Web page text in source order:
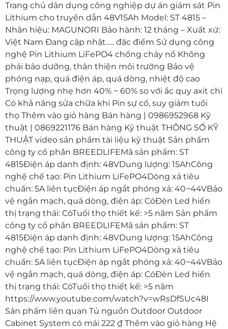
Trang chủ dân dụng công nghiệp dự án giám sát Pin
Lithium cho truyền dẫn 48V15Ah Model: ST 4815 –
Nhãn hiệu: MAGUNORI Bảo hành: 12 tháng – Xuất xứ:
Việt Nam Đang cập nhật….. đặc điểm Sử dụng công
nghệ Pin Lithium LiFePO4 chống cháy nổ Không
phải bảo dưỡng, thân thiện môi trường Bảo vệ
phóng nạp, quá điện áp, quá dòng, nhiệt độ cao
Trọng lượng nhẹ hơn 40% ~ 60% so với ắc quy axit chì
Có khả năng sửa chữa khi Pin sự cố, suy giảm tuổi
thọ Thêm vào giỏ hàng Bán hàng | 0986952968 Kỹ
thuật | 0869221176 Bán hàng Kỹ thuật THÔNG SỐ KỸ
THUẬT video sản phẩm tài liệu kỹ thuật Sản phẩm
công ty cổ phần BREEDLIFEMã sản phẩm: ST
4815Điện áp danh định: 48VDung lượng: 15AhCông
nghệ chế tạo: Pin Lithium LiFePO4Dòng xả tiêu
chuẩn: 5A liên tụcĐiện áp ngắt phóng xả: 40~44VBảo
vệ ngắn mạch, quá dòng, điện áp: CóĐèn Led hiển
thị trạng thái: CóTuổi thọ thiết kế: >5 năm Sản phẩm
công ty cổ phần BREEDLIFEMã sản phẩm: ST
4815Điện áp danh định: 48VDung lượng: 15AhCông
nghệ chế tạo: Pin Lithium LiFePO4Dòng xả tiêu
chuẩn: 5A liên tụcĐiện áp ngắt phóng xả: 40~44VBảo
vệ ngắn mạch, quá dòng, điện áp: CóĐèn Led hiển
thị trạng thái: CóTuổi thọ thiết kế: >5 năm
https://www.youtube.com/watch?v=wRsDfSUc48I
Sản phẩm liên quan Tủ nguồn Outdoor Outdoor
Cabinet System có mái 222 ₫ Thêm vào giỏ hàng Hệ